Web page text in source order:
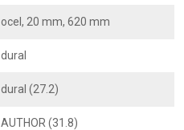
ocel, 20 mm, 620 mm
dural
dural (27.2)
AUTHOR (31.8)